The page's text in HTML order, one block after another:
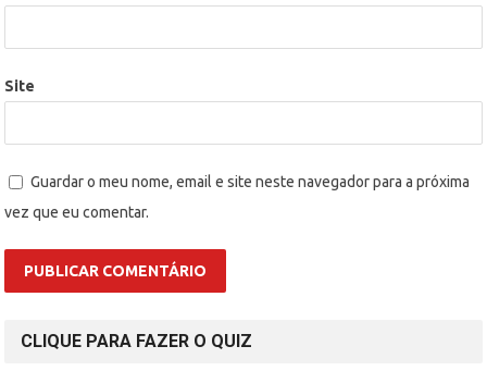
Site
Guardar o meu nome, email e site neste navegador para a próxima
vez que eu comentar.
CLIQUE PARA FAZER O QUIZ